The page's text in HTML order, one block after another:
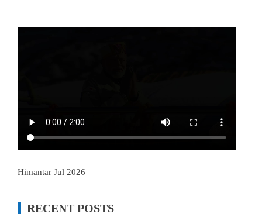
Himantar Jul 2026
RECENT POSTS